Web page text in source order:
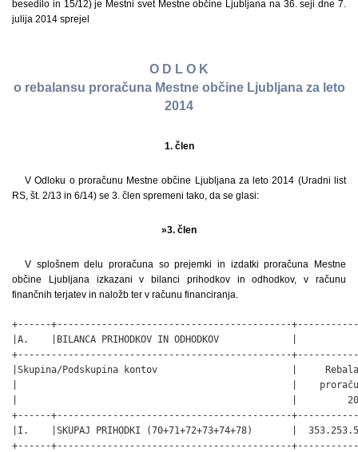
besedilo in 15/12) je Mestni svet Mestne občine Ljubljana na 36. seji dne 7.
julija 2014 sprejel
O D L O K
o rebalansu proračuna Mestne občine Ljubljana za leto
2014
1. člen
V Odloku o proračunu Mestne občine Ljubljana za leto 2014 (Uradni list
RS, št. 2/13 in 6/14) se 3. člen spremeni tako, da se glasi:
»3. člen
V splošnem delu proračuna so prejemki in izdatki proračuna Mestne
občine Ljubljana izkazani v bilanci prihodkov in odhodkov, v računu
finančnih terjatev in naložb ter v računu financiranja.
+------+------------------------------------------+-------------+
|A.    |BILANCA PRIHODKOV IN ODHODKOV             |             |
+-------------------------------------------------+-------------+
|Skupina/Podskupina kontov                        |     Rebalans|
|                                                 |    proračuna|
|                                                 |         2014|
+------+------------------------------------------+-------------+
|I.    |SKUPAJ PRIHODKI (70+71+72+73+74+78)       |  353.253.527|
+------+------------------------------------------+-------------+
|70    |DAVČNI PRIHODKI                           |  219.161.101|
+------+------------------------------------------+-------------+
|      |700 Davki na dohodek in dobiček           |  144.285.901|
+------+------------------------------------------+-------------+
|      |703 Davki na premoženje                   |   68.476.600|
+------+------------------------------------------+-------------+
|      |704 Domači davki na blago in storitve     |    6.398.600|
+------+------------------------------------------+-------------+
|      |706 Drugi davki                           |            0|
+------+------------------------------------------+-------------+
|71    |NEDAVČNI PRIHODKI                         |   38.028.574|
+------+------------------------------------------+-------------+
|      |710 Udeležba na dobičku in dohodki        |   22.097.092|
|      |od premoženja                             |             |
+------+------------------------------------------+-------------+
|      |711 Takse in pristojbine                  |      180.000|
+------+------------------------------------------+-------------+
|      |712 Globe in druge denarne kazni          |    3.571.000|
+------+------------------------------------------+-------------+
|      |713 Prihodki od prodaje blaga in storitev |      657.786|
+------+------------------------------------------+-------------+
|      |714 Drugi nedavčni prihodki               |   11.522.696|
+------+------------------------------------------+-------------+
|72    |KAPITALSKI PRIHODKI                       |   43.430.456|
+------+------------------------------------------+-------------+
|      |720 Prihodki od prodaje osnovnih sredstev |   24.028.244|
+------+------------------------------------------+-------------+
|      |721 Prihodki od prodaje zalog             |            0|
+------+------------------------------------------+-------------+
|      |722 Prihodki od prodaje zemljišč          |   19.402.212|
|      |in neopredmetenih sredstev                |             |
+------+------------------------------------------+-------------+
|73    |PREJETE DONACIJE                          |    1.311.525|
+------+------------------------------------------+-------------+
|      |730 Prejete donacije iz domačih virov     |    1.311.525|
+------+------------------------------------------+-------------+
|      |731 Prejete donacije iz tujine            |            0|
+------+------------------------------------------+-------------+
|74    |TRANSFERNI PRIHODKI                       |   50.593.056|
+------+------------------------------------------+-------------+
|      |740 Transferni prihodki iz drugih         |    9.822.453|
|      |javnofinančnih institucij                 |             |
+------+------------------------------------------+-------------+
|      |741 Prejeta sredstva iz državnega         |   40.770.603|
|      |proračuna iz sredstev proračuna Evropske  |             |
|      |unije                                     |             |
+------+------------------------------------------+-------------+
|78    |PREJETA SREDSTVA IZ EVROPSKE UNIJE        |      728.814|
+------+------------------------------------------+-------------+
|      |786 Ostala prejeta sredstva iz proračuna  |            0|
|      |Evropske unije                            |             |
+------+------------------------------------------+-------------+
|      |787 Prejeta sredstva od drugih evropskih  |      728.814|
|      |institucij                                |             |
+------+------------------------------------------+-------------+
|      |788 Prejeta vračila sredstev              |            0|
|      |iz proračuna Evropske unije               |             |
+------+------------------------------------------+-------------+
|II.   |SKUPAJ ODHODKI (40+41+42+43)              |  351.899.341|
+------+------------------------------------------+-------------+
|40    |TEKOČI ODHODKI                            |   46.645.074|
+------+------------------------------------------+-------------+
|      |400 Plače in drugi izdatki zaposlenim     |   13.972.403|
+------+------------------------------------------+-------------+
|      |401 Prispevki delodajalcev za socialno    |    2.076.773|
|      |varnost                                   |             |
+------+------------------------------------------+-------------+
|      |402 Izdatki za blago in storitve          |   25.163.871|
+------+------------------------------------------+-------------+
|      |403 Plačila domačih obresti               |    3.120.900|
+------+------------------------------------------+-------------+
|      |409 Rezerve                               |    2.811.127|
+------+------------------------------------------+-------------+
|41    |TEKOČI TRANSFERI                          |  158.719.883|
+------+------------------------------------------+-------------+
|      |410 Subvencije                            |   10.470.973|
+------+------------------------------------------+-------------+
|      |411 Transferi posameznikom                |   51.674.564|
|      |in gospodinjstvom                         |             |
+------+------------------------------------------+-------------+
|      |412 Transferi nepridobitnim organizacijam |   13.421.622|
|      |in ustanovam                              |             |
+------+------------------------------------------+-------------+
|      |413 Drugi tekoči domači transferi         |   83.065.037|
+------+------------------------------------------+-------------+
|      |414 Tekoči transferi v tujino             |       87.687|
+------+------------------------------------------+-------------+
|42    |INVESTICIJSKI ODHODKI                     |  120.094.867|
+------+------------------------------------------+-------------+
|      |420 Nakup in gradnja osnovnih sredstev    |  120.094.867|
+------+------------------------------------------+-------------+
|43    |INVESTICIJSKI TRANSFERI                   |   26.439.517|
+------+------------------------------------------+-------------+
|      |431 Investicijski transferi pravnim       |    1.310.100|
|      |in fizičnim osebam, ki niso proračunski   |             |
|      |uporabniki                                |             |
+------+------------------------------------------+-------------+
|      |432 Investicijski transferi proračunskim  |   25.129.417|
|      |uporabnikom                               |             |
+------+------------------------------------------+-------------+
|III.  |PRORAČUNSKI PRESEŽEK, PRORAČUNSKI         |    1.354.186|
|      |PRIMANJKLJAJ (I.-II.)                     |             |
+------+------------------------------------------+-------------+
|B.    |RAČUN FINANČNIH TERJATEV                  |             |
|      |IN NALOŽB                                 |             |
+------+------------------------------------------+-------------+
|IV.   |PREJETA VRAČILA DANIH POSOJIL IN PRODAJA  |            0|
|      |KAPITALSKIH DELEŽEV (750+751+752)         |             |
+------+------------------------------------------+-------------+
|75    |PREJETA VRAČILA DANIH POSOJIL IN PRODAJA  |            0|
|      |KAPITALSKIH DELEŽEV                       |             |
+------+------------------------------------------+-------------+
|      |750 Prejeta vračila danih posojil         |            0|
+------+------------------------------------------+-------------+
|      |751 Prodaja kapitalskih deležev           |            0|
+------+------------------------------------------+-------------+
|      |752 Kupnine iz naslova privatizacije      |            0|
+------+------------------------------------------+-------------+
|V.    |DANA POSOJILA IN POVEČANJE KAPITALSKIH    |       47.200|
|      |DELEŽEV (440+441+442+443)                 |             |
+------+------------------------------------------+-------------+
|44    |DANA POSOJILA IN POVEČANJE KAPITALSKIH    |       47.200|
|      |DELEŽEV                                   |             |
+------+------------------------------------------+-------------+
|      |440 Dana posojila                         |            0|
+------+------------------------------------------+-------------+
|      |441 Povečanje kapitalskih deležev         |       47.200|
|      |in finančnih naložb                       |             |
+------+------------------------------------------+-------------+
|      |442 Poraba sredstev kupnin iz naslova     |            0|
|      |privatizacije                             |             |
+------+------------------------------------------+-------------+
|      |443 Povečanje namenskega premoženja v     |            0|
|      |javnih skladih in drugih pravnih osebah   |             |
|      |javnega prava,